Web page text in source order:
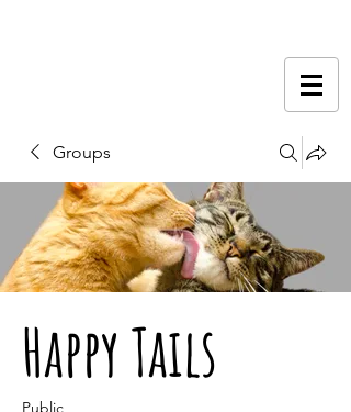
Groups
Happy Tails
Public